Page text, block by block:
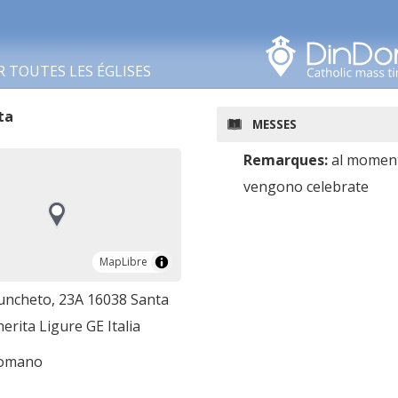
TOUTES LES ÉGLISES
MapLibre
MapLibre
23A 16038 Santa
Ligure GE Italia
MESSES
Remarques:al
vengono celebrate